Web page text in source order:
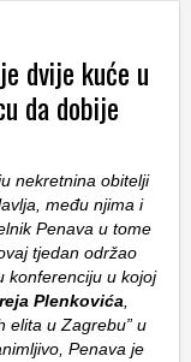
dvije kuće u
da dobije
nekretnina obitelji
među njima i
Penava u tome
tjedan održao
konferenciju u kojoj
Plenkovića
elita u Zagrebu” u
Penava je